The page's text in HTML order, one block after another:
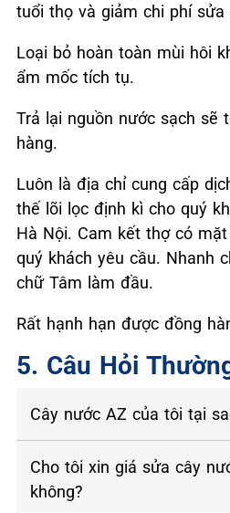
tuổi thọ và giảm chi phí sửa
Loại bỏ hoàn toàn mùi hôi
ẩm mốc tích tụ.
Trả lại nguồn nước sạch sẽ
hàng.
Luôn là địa chỉ cung cấp
thế lõi lọc định kì cho quý
Hà Nội. Cam kết thợ có
quý khách yêu cầu. Nhanh
chữ Tâm làm đầu.
Rất hạnh hạn được đồng
5. Câu Hỏi
Cây nước AZ của tôi tại
Cho tôi xin giá sửa cây
không?